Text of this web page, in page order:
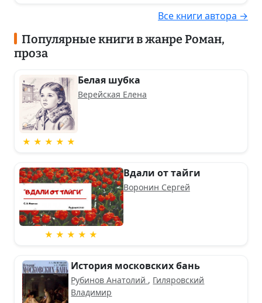
Все книги автора →
Популярные книги в жанре Роман,
проза
★ ★ ★ ★ ★
Белая шубка
Верейская Елена
★ ★ ★ ★ ★
Вдали от тайги
Воронин Сергей
История московских бань
Рубинов Анатолий , Гиляровский
Владимир